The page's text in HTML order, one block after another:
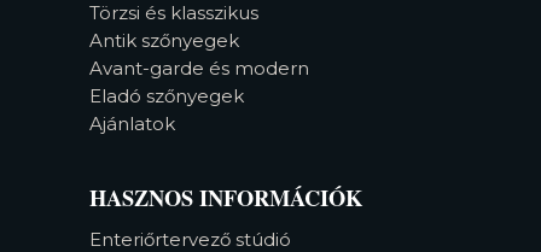
Törzsi és klasszikus
Antik szőnyegek
Avant-garde és modern
Eladó szőnyegek
Ajánlatok
HASZNOS INFORMÁCIÓK
Enteriőrtervező stúdió